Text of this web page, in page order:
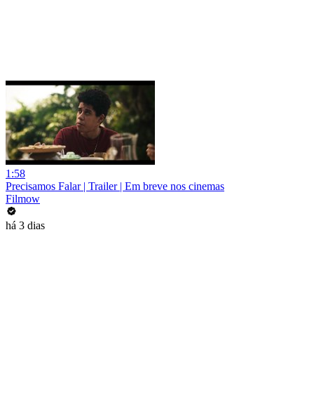
1:58
Precisamos Falar | Trailer | Em breve nos cinemas
Filmow
há 3 dias